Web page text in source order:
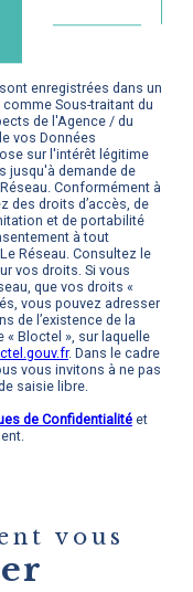
enregistrées dans un
Sous-traitant du
de l'Agence / du
vos Données
sur l'intérêt légitime
jusqu'à demande de
Conformément à
des droits d’accès, de
et de portabilité
à tout
Réseau. Consultez le
vos droits. Si vous
que vos droits «
vous pouvez adresser
de l’existence de la
Bloctel », sur laquelle
. Dans le cadre
vous invitons à ne pas
saisie libre.
de Confidentialité et
vous